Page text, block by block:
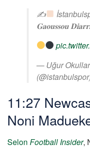
✍
𝐆𝐚𝐨𝐮𝐬𝐬𝐨𝐮
— Uğur
11:27
Noni
Selon Football Insider,